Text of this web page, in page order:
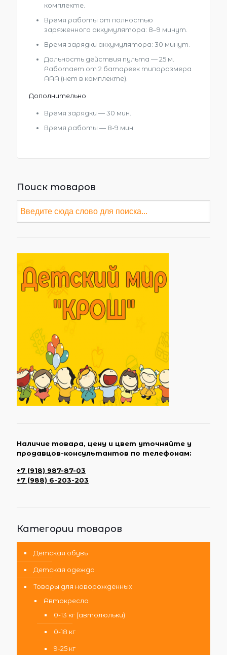
комплекте.
Время работы от полностью
заряженного аккумулятора: 8–9 минут.
Время зарядки аккумулятора: 30 минут.
Дальность действия пульта — 25 м.
Работает от 2 батареек типоразмера
AAA (нет в комплекте).
Дополнительно
Время зарядки — 30 мин.
Время работы — 8-9 мин.
Поиск товаров
Наличие товара, цену и цвет уточняйте у
продавцов-консультантов по телефонам:
+7 (918) 987-87-03
+7 (988) 6-203-203
Категории товаров
Детская обувь
Детская одежда
Товары для новорожденных
Автокресла
0-13 кг (автолюльки)
0-18 кг
9-25 кг